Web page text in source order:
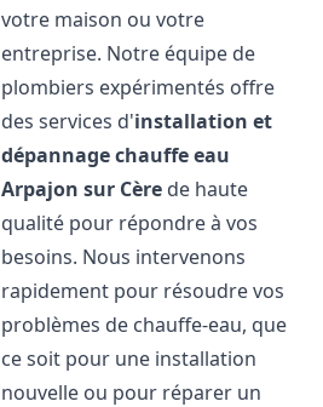
votre maison ou votre
entreprise. Notre équipe de
plombiers expérimentés offre
des services d'installation et
dépannage chauffe eau
Arpajon sur Cère de haute
qualité pour répondre à vos
besoins. Nous intervenons
rapidement pour résoudre vos
problèmes de chauffe-eau, que
ce soit pour une installation
nouvelle ou pour réparer un